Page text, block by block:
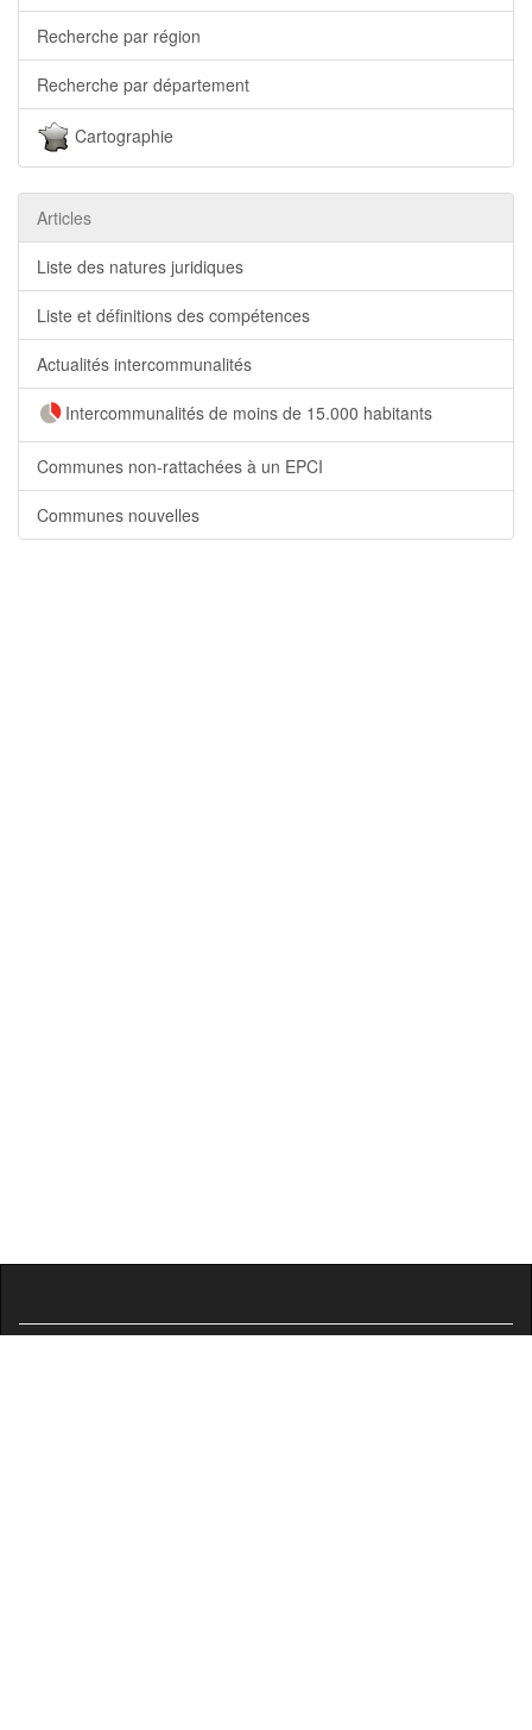
Recherche par région
Recherche par département
Cartographie
Articles
Liste des natures juridiques
Liste et définitions des compétences
Actualités intercommunalités
Intercommunalités de moins de 15.000 habitants
Communes non-rattachées à un EPCI
Communes nouvelles